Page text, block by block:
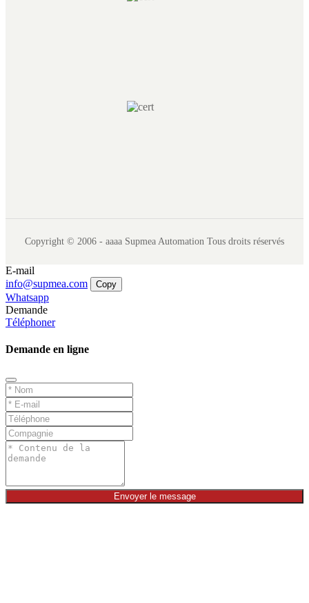
Copyright © 2006 - aaaa Supmea Automation Tous droits réservés
E-mail
info@supmea.com
Copy
Whatsapp
Demande
Téléphoner
Demande en ligne
Envoyer le message